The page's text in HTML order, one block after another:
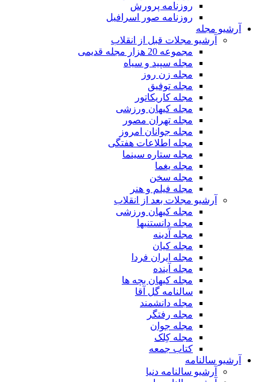
روزنامه پرورش
روزنامه صور اسرافیل
آرشیو مجله
آرشیو مجلات قبل از انقلاب
مجموعه 20 هزار مجله قدیمی
مجله سپید و سیاه
مجله زن روز
مجله توفیق
مجله کاریکاتور
مجله کیهان ورزشی
مجله تهران مصور
مجله جوانان امروز
مجله اطلاعات هفتگی
مجله ستاره سینما
مجله یغما
مجله سخن
مجله فیلم و هنر
آرشیو مجلات بعد از انقلاب
مجله کیهان ورزشی
مجله دانستنیها
مجله آدینه
مجله کیان
مجله ایران فردا
مجله آینده
مجله کیهان بچه ها
سالنامه گل آقا
مجله دانشمند
مجله رفتگر
مجله جوان
مجله کِلک
کتاب جمعه
آرشیو سالنامه
آرشیو سالنامه دنیا